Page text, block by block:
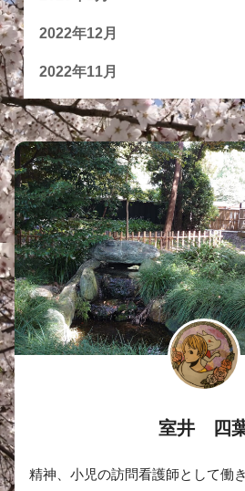
2022年12月
2022年11月
室井 四
精神、小児の訪問看護師として働き